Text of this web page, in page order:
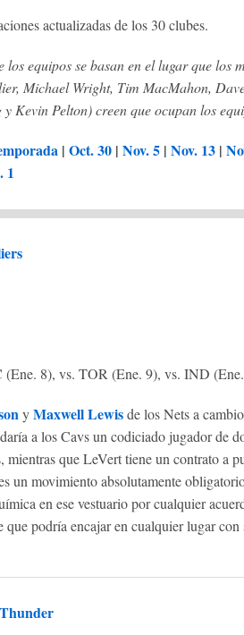
actualizadas de los 30 clubes.
equipos se basan en el lugar que los
Michael Wright, Tim MacMahon,
Kevin Pelton) creen que ocupan los
| Oct. 30| Nov. 5| Nov. 13|
1
(Ene. 8), vs. TOR (Ene. 9), vs. IND
yMaxwell Lewisde los Nets a
a los Cavs un codiciado jugador de
mientras que LeVert tiene un contrato a
un movimiento absolutamente
en ese vestuario por cualquier
que podría encajar en cualquier lugar